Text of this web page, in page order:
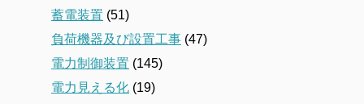
蓄電装置 (51)
負荷機器及び設置工事 (47)
電力制御装置 (145)
電力見える化 (19)